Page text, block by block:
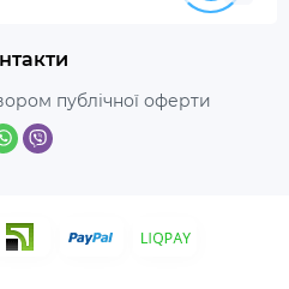
публічної оферти